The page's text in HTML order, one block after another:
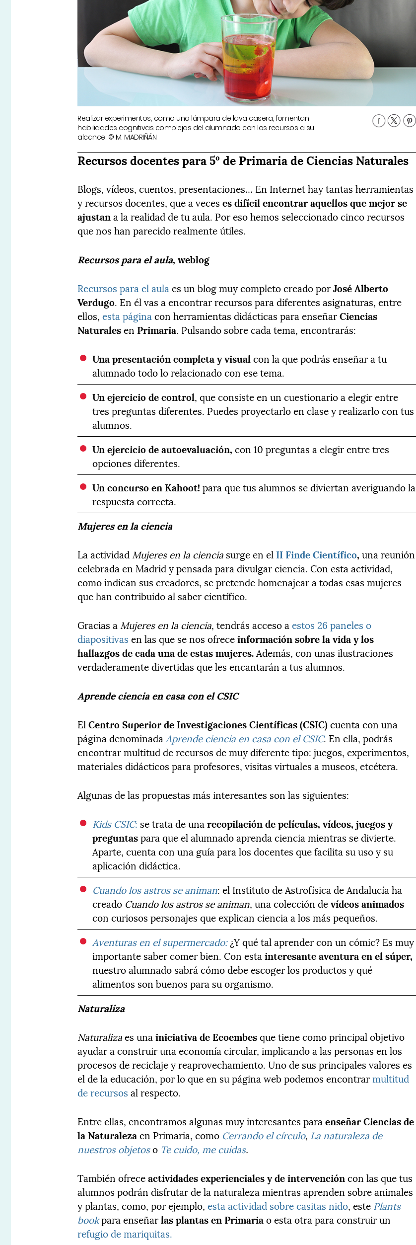
Realizar experimentos, como una lámpara de lava casera, fomentan
habilidades cognitivas complejas del alumnado con los recursos a su
alcance. © M. MADRIÑÁN
Recursos docentes para 5º de Primaria de Ciencias Naturales
Blogs, vídeos, cuentos, presentaciones… En Internet hay tantas herramientas
y recursos docentes, que a veceses difícil encontrar aquellos que mejor se
ajustana la realidad de tu aula. Por eso hemos seleccionado cinco recursos
que nos han parecido realmente útiles.
Recursos para el aula, weblog
Recursos para el aulaes un blog muy completo creado porJosé Alberto
Verdugo. En él vas a encontrar recursos para diferentes asignaturas, entre
ellos,esta páginacon herramientas didácticas para enseñarCiencias
Naturalesen Primaria. Pulsando sobre cada tema, encontrarás:
Una presentación completa y visualcon la que podrás enseñar a tu
alumnado todo lo relacionado con ese tema.
Un ejercicio de control, que consiste en un cuestionario a elegir entre
tres preguntas diferentes. Puedes proyectarlo en clase y realizarlo con tus
alumnos.
Un ejercicio de autoevaluación, con 10 preguntas a elegir entre tres
opciones diferentes.
Un concurso en Kahoot! para que tus alumnos se diviertan averiguando la
respuesta correcta.
Mujeres en la ciencia
La actividad Mujeres en la ciencia surge en el II Finde Científico,una reunión
celebrada en Madrid y pensada para divulgar ciencia. Con esta actividad,
como indican sus creadores, se pretende homenajear a todas esas mujeres
que han contribuido al saber científico.
Gracias a Mujeres en la ciencia, tendrás acceso aestos 26 paneles o
diapositivas en las que se nos ofreceinformación sobre la vida y los
hallazgos de cada una de estas mujeres.Además, con unas ilustraciones
verdaderamente divertidas que les encantarán a tus alumnos.
Aprende ciencia en casa con el CSIC
ElCentro Superior de Investigaciones Científicas (CSIC)cuenta con una
página denominadaAprende ciencia en casa con el CSIC. En ella, podrás
encontrar multitud de recursos de muy diferente tipo: juegos, experimentos,
materiales didácticos para profesores, visitas virtuales a museos, etcétera.
Algunas de las propuestas más interesantes son las siguientes:
Kids CSIC: se trata de unarecopilación de películas, vídeos, juegos y
preguntaspara que el alumnado aprenda ciencia mientras se divierte.
Aparte, cuenta con una guía para los docentes que facilita su uso y su
aplicación didáctica.
Cuando los astros se animan: el Instituto de Astrofísica de Andalucía ha
creado Cuando los astros se animan, una colección devídeos animados
con curiosos personajes que explican ciencia a los más pequeños.
Aventuras en el supermercado:¿Y qué tal aprender con un cómic? Es muy
importante saber comer bien. Con estainteresante aventura en el súper,
nuestro alumnado sabrá cómo debe escoger los productos y qué
alimentos son buenos para su organismo.
Naturaliza
Naturalizaes unainiciativa de Ecoembesque tiene como principal objetivo
ayudar a construir una economía circular, implicando a las personas en los
procesos de reciclaje y reaprovechamiento. Uno de sus principales valores es
el de la educación, por lo que en su página web podemos encontrarmultitud
de recursos al respecto.
Entre ellas, encontramos algunas muy interesantes paraenseñar Ciencias de
la Naturalezaen Primaria, como Cerrando el círculo, La naturaleza de
nuestros objetoso Te cuido, me cuidas.
También ofreceactividades experienciales y de intervencióncon las que tus
alumnos podrán disfrutar de la naturaleza mientras aprenden sobre animales
y plantas, como, por ejemplo,esta actividad sobre casitas nido, este Plants
bookpara enseñarlas plantas en Primariao esta otra para construir un
refugio de mariquitas.